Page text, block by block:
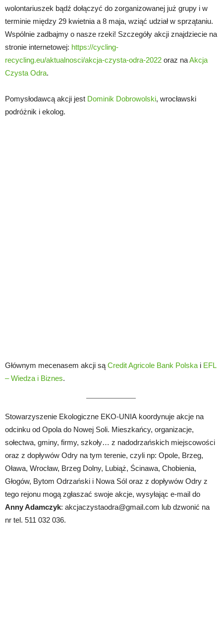
wolontariuszek bądź dołączyć do zorganizowanej już grupy i w
terminie między 29 kwietnia a 8 maja, wziąć udział w sprzątaniu.
Wspólnie zadbajmy o nasze rzeki! Szczegóły akcji znajdziecie na
stronie internetowej: https://cycling-
recycling.eu/aktualnosci/akcja-czysta-odra-2022 oraz naAkcja
Czysta Odra.
Pomysłodawcą akcji jest Dominik Dobrowolski, wrocławski
podróżnik i ekolog.
Głównym mecenasem akcji są Credit Agricole Bank Polska i EFL
– Wiedza i Biznes.
Stowarzyszenie Ekologiczne EKO-UNIA koordynuje akcje na
odcinku od Opola do Nowej Soli. Mieszkańcy, organizacje,
sołectwa, gminy, firmy, szkoły… z nadodrzańskich miejscowości
oraz z dopływów Odry na tym terenie, czyli np: Opole, Brzeg,
Oława, Wrocław, Brzeg Dolny, Lubiąż, Ścinawa, Chobienia,
Głogów, Bytom Odrzański i Nowa Sól oraz z dopływów Odry z
tego rejonu mogą zgłaszać swoje akcje, wysyłając e-mail do
Anny Adamczyk: akcjaczystaodra@gmail.com lub dzwonić na
nr tel. 511 032 036.